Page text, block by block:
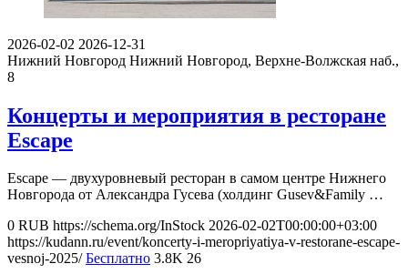
2026-02-02 2026-12-31
Нижний Новгород Нижний Новгород, Верхне-Волжская наб.,
8
Концерты и мероприятия в ресторане
Escape
Escape — двухуровневый ресторан в самом центре Нижнего
Новгорода от Александра Гусева (холдинг Gusev&Family …
0 RUB https://schema.org/InStock 2026-02-02T00:00:00+03:00
https://kudann.ru/event/koncerty-i-meropriyatiya-v-restorane-escape-
vesnoj-2025/ Бесплатно 3.8K 26